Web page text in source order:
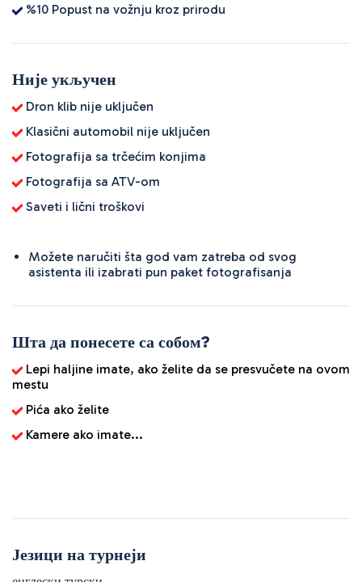
%10 Popust na vožnju kroz prirodu
Није укључен
Dron klib nije uključen
Klasični automobil nije uključen
Fotografija sa trčećim konjima
Fotografija sa ATV-om
Saveti i lični troškovi
Možete naručiti šta god vam zatreba od svog
asistenta ili izabrati pun paket fotografisanja
Шта да понесете са собом?
Lepi haljine imate, ako želite da se presvučete na ovom
mestu
Pića ako želite
Kamere ako imate...
Језици на турнеји